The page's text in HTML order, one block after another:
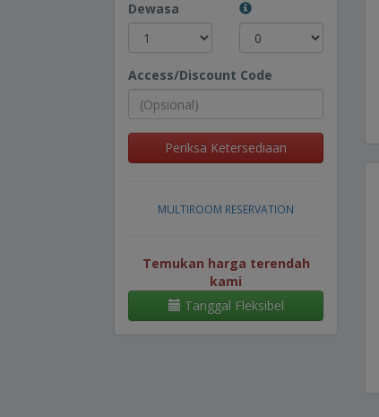
Dewasa
Access/Discount Code
Periksa Ketersediaan
MULTIROOM RESERVATION
Temukan harga terendah
kami
Tanggal Fleksibel